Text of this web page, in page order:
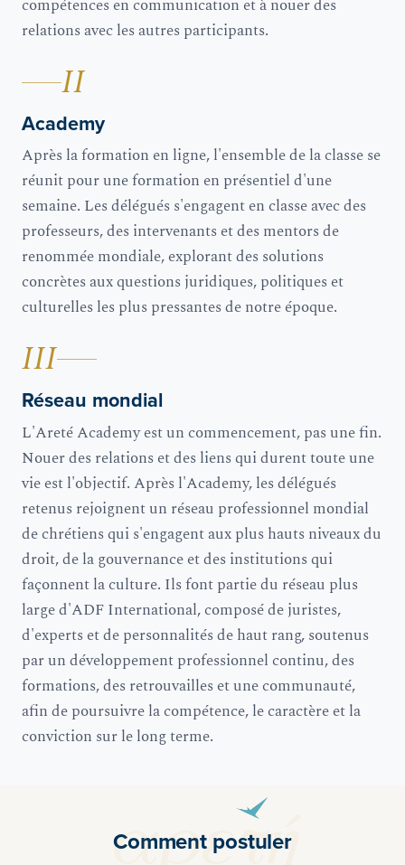
compétences en communication et à nouer des
relations avec les autres participants.
II
Academy
Après la formation en ligne, l'ensemble de la classe se
réunit pour une formation en présentiel d'une
semaine. Les délégués s'engagent en classe avec des
professeurs, des intervenants et des mentors de
renommée mondiale, explorant des solutions
concrètes aux questions juridiques, politiques et
culturelles les plus pressantes de notre époque.
III
Réseau mondial
L'Areté Academy est un commencement, pas une fin.
Nouer des relations et des liens qui durent toute une
vie est l'objectif. Après l'Academy, les délégués
retenus rejoignent un réseau professionnel mondial
de chrétiens qui s'engagent aux plus hauts niveaux du
droit, de la gouvernance et des institutions qui
façonnent la culture. Ils font partie du réseau plus
large d'ADF International, composé de juristes,
d'experts et de personnalités de haut rang, soutenus
par un développement professionnel continu, des
formations, des retrouvailles et une communauté,
afin de poursuivre la compétence, le caractère et la
conviction sur le long terme.
Comment postuler